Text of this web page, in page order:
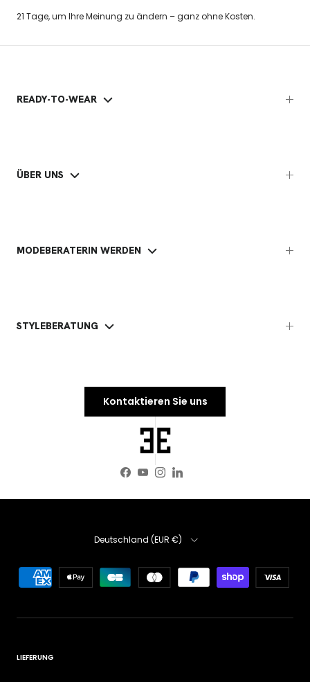
21 Tage, um Ihre Meinung zu ändern – ganz ohne Kosten.
READY-TO-WEAR
ÜBER UNS
MODEBERATERIN WERDEN
STYLEBERATUNG
Kontaktieren Sie uns
Facebook
YouTube
Instagram
LinkedIn
Deutschland (EUR €)
LIEFERUNG